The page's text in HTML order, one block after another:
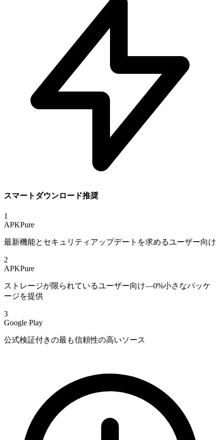
スマートダウンロード推奨
1
APKPure
最新機能とセキュリティアップデートを求めるユーザー向け
2
APKPure
ストレージが限られているユーザー向け—0%小さなパッケ
ージを提供
3
Google Play
公式検証付きの最も信頼性の高いソース